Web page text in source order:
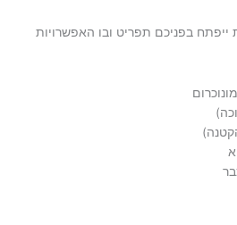
ייפתח בפניכם תפריט ובו האפשרויות